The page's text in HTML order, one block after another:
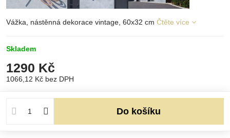
Vážka, nástěnná dekorace vintage, 60x32 cm Čtěte více
Skladem
1290 Kč
1066,12 Kč bez DPH
Do košíku